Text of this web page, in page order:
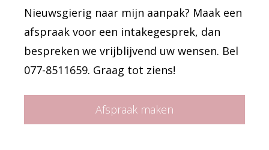
Nieuwsgierig naar mijn aanpak? Maak een
afspraak voor een intakegesprek, dan
bespreken we vrijblijvend uw wensen. Bel
077-8511659. Graag tot ziens!
Afspraak maken